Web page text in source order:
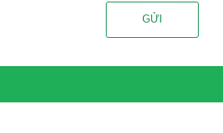
GỬI